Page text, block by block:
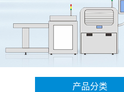
联系我们
服务支持
产品分类